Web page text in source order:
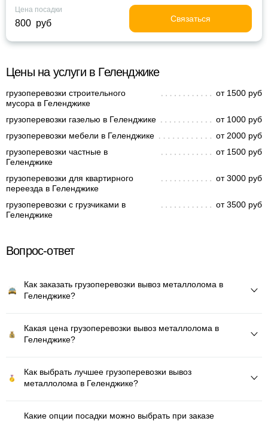
Цена посадки
800 руб Связаться
Цены на услуги в Геленджике
грузоперевозки строительного
мусора в Геленджике
от 1500 руб
грузоперевозки газелью в Геленджике
от 1000 руб
грузоперевозки мебели в Геленджике
от 2000 руб
грузоперевозки частные в
Геленджике
от 1500 руб
грузоперевозки для квартирного
переезда в Геленджике
от 3000 руб
грузоперевозки с грузчиками в
Геленджике
от 3500 руб
Вопрос-ответ
Как заказать грузоперевозки вывоз металлолома в
Геленджике?
Какая цена грузоперевозки вывоз металлолома в
Геленджике?
Как выбрать лучшее грузоперевозки вывоз
металлолома в Геленджике?
Какие опции посадки можно выбрать при заказе